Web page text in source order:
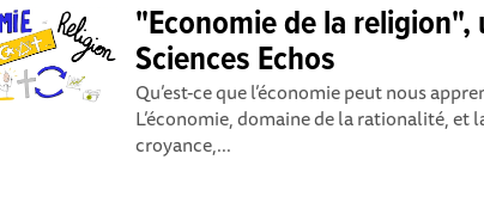
"Economie de la religion",
Sciences Echos
Qu’est-ce que l’économie peut nous
L’économie, domaine de la rationalité, et
croyance,...